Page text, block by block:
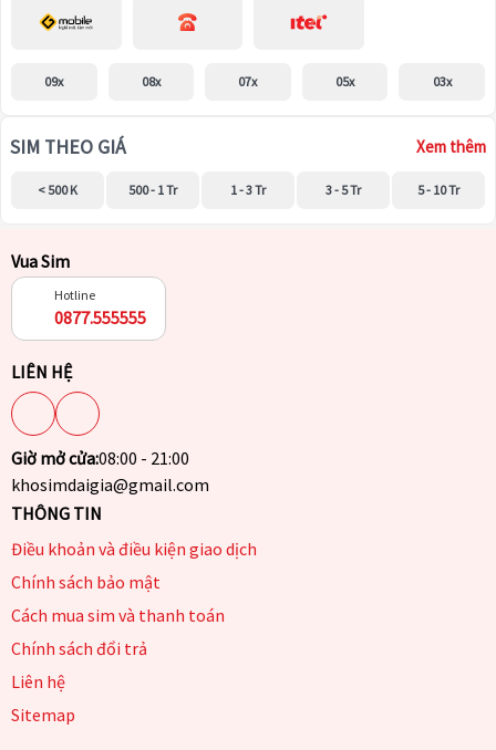
09x 08x 07x 05x 03x
SIM THEO GIÁ Xem thêm
< 500 K 500 - 1 Tr 1 - 3 Tr 3 - 5 Tr 5 - 10 Tr
Vua Sim
Hotline
0877.555555
LIÊN HỆ
Giờ mở cửa:08:00 - 21:00
khosimdaigia@gmail.com
THÔNG TIN
Điều khoản và điều kiện giao dịch
Chính sách bảo mật
Cách mua sim và thanh toán
Chính sách đổi trả
Liên hệ
Sitemap